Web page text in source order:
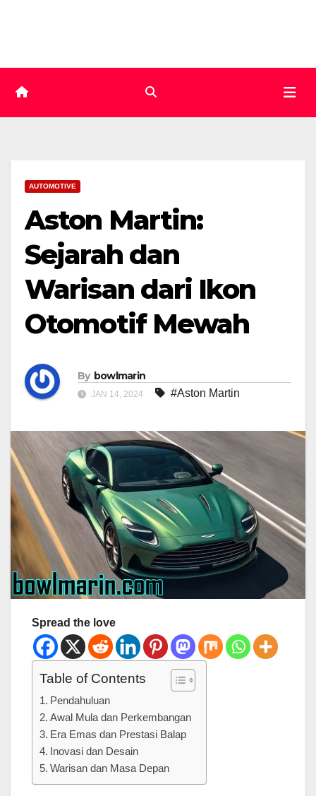
AUTOMOTIVE
Aston Martin:
Sejarah dan
Warisan dari Ikon
Otomotif Mewah
By bowlmarin
JAN 14, 2024 #Aston Martin
Spread the love
Table of Contents
Pendahuluan
Awal Mula dan Perkembangan
Era Emas dan Prestasi Balap
Inovasi dan Desain
Warisan dan Masa Depan